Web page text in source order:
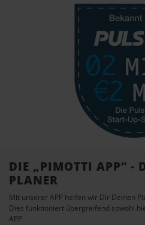
DIE „PIMOTTI APP“ -
PLANER
Mit unserer APP helfen wir Dir Deinen
Dies funktioniert übergreifend sowohl
APP